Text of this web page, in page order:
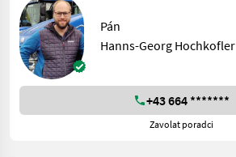
Pán
Hanns-Georg Hochkofler
+43 664 *******
Zavolat poradci